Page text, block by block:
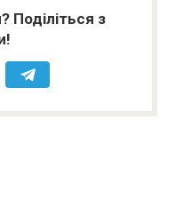
Поділіться з